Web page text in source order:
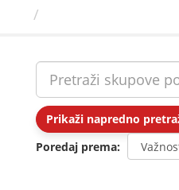
Prikaži napredno
Poredaj prema